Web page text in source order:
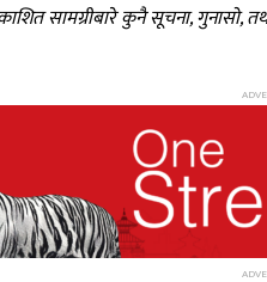
सामग्रीबारे कुनै सूचना, गुनासो,